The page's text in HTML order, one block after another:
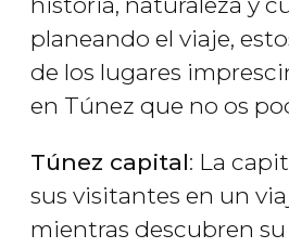
planeando el viaje,
de los lugares
en Túnez que no os
Túnez capital: La
sus visitantes en un
mientras descubren